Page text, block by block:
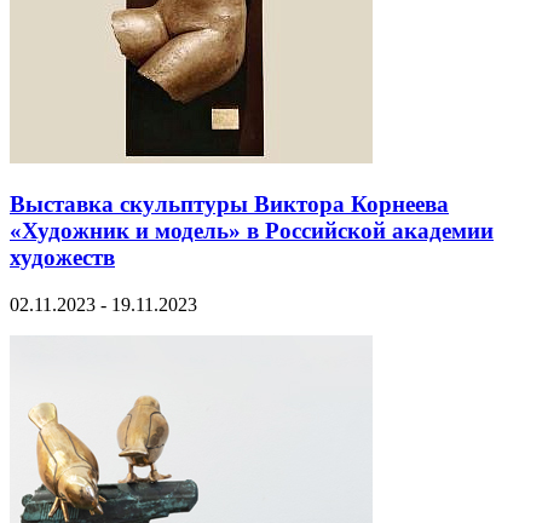
Выставка скульптуры Виктора Корнеева
«Художник и модель» в Российской академии
художеств
02.11.2023 - 19.11.2023